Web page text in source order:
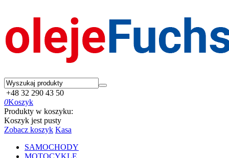
+48 32 290 43 50
0Koszyk
Produkty w koszyku:
Koszyk jest pusty
Zobacz koszyk Kasa
SAMOCHODY
MOTOCYKLE